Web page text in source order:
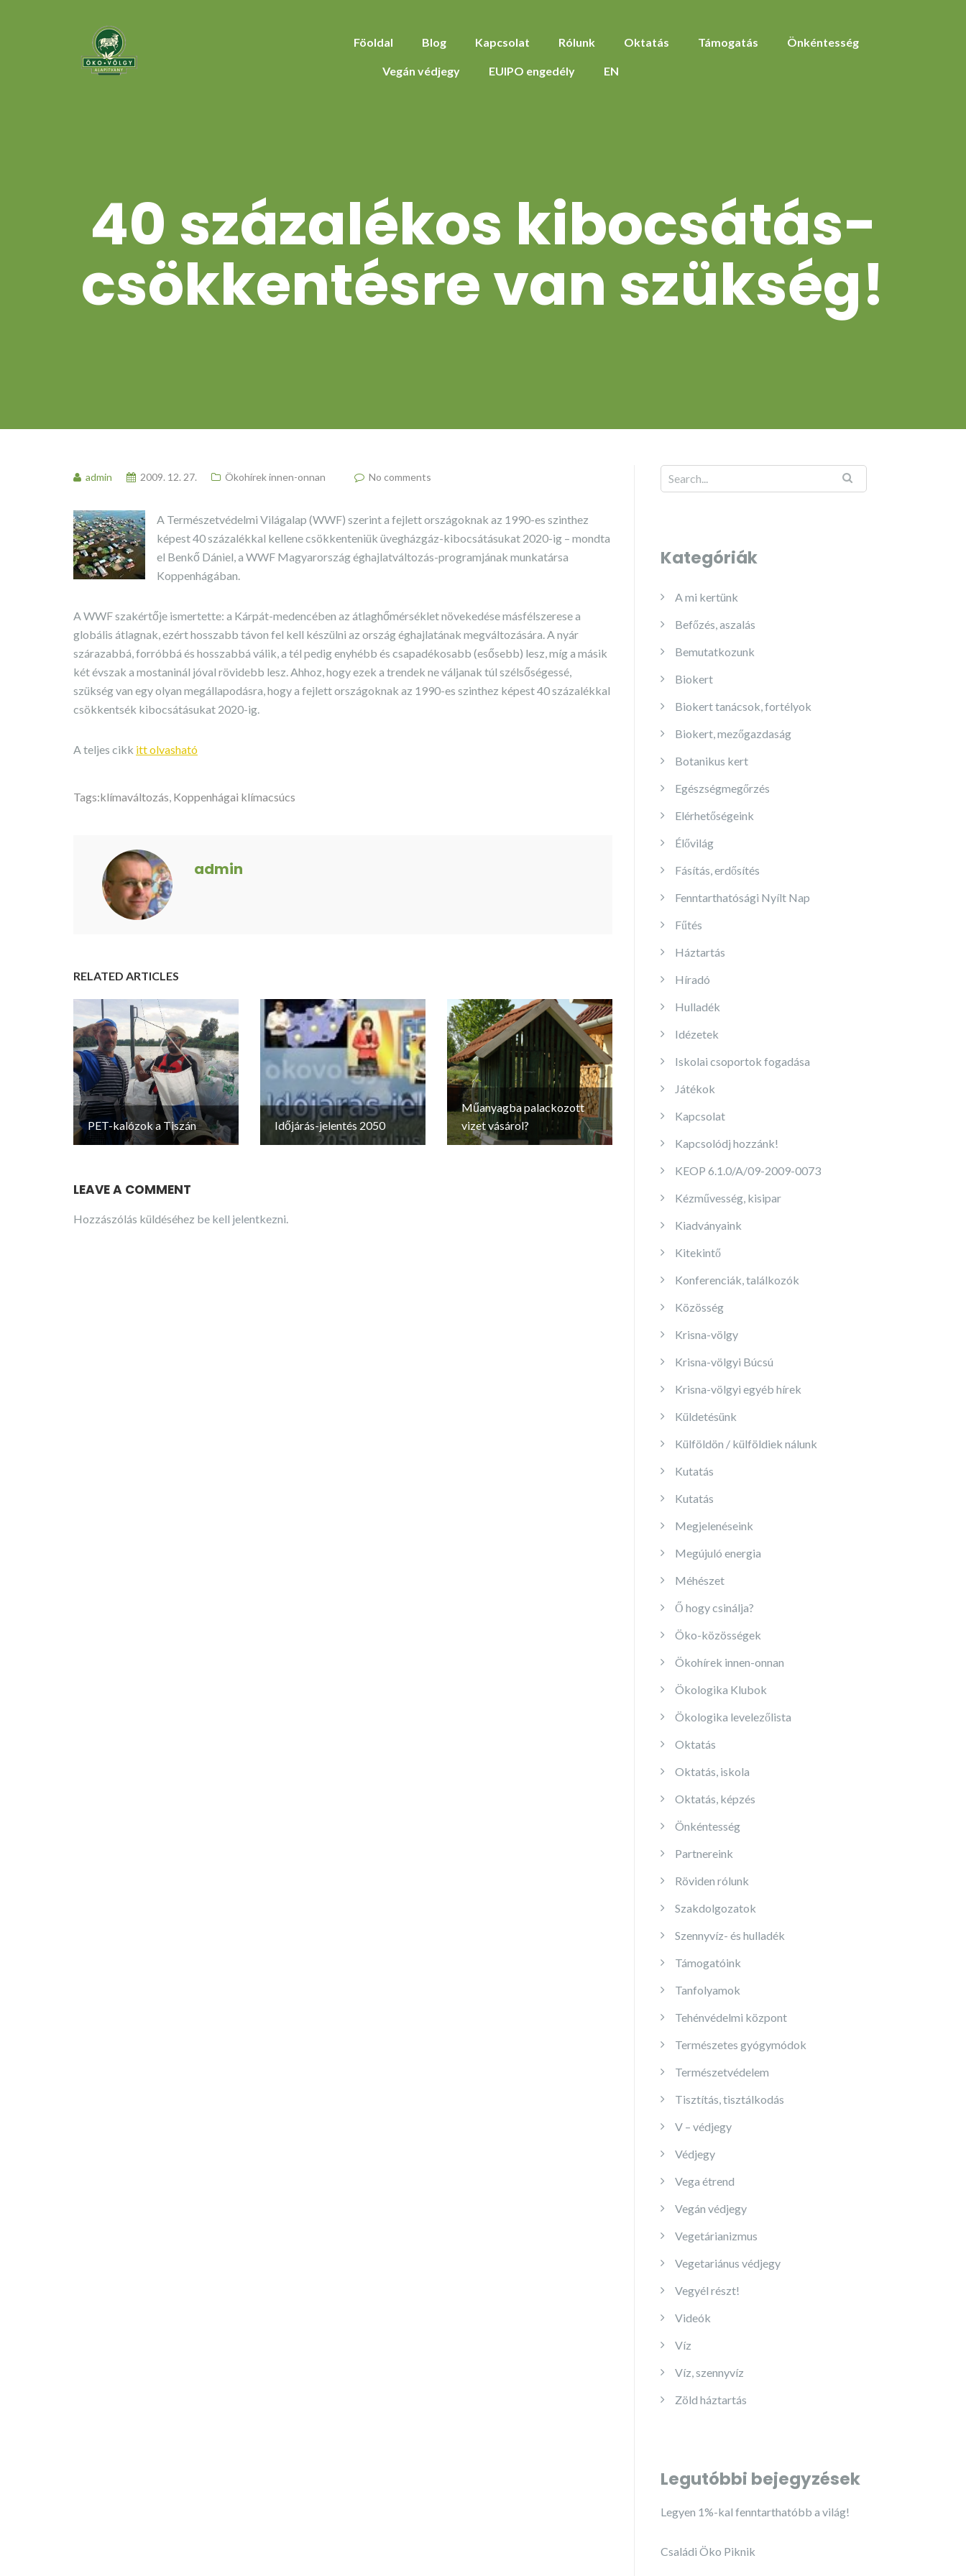
Föoldal Blog Kapcsolat Rólunk Oktatás Támogatás Önkéntesség
Vegán védjegy EUIPO engedély EN
40 százalékos kibocsátás-
csökkentésre van szükség!
admin 2009. 12. 27. Ökohírek innen-onnan No comments
A Természetvédelmi Világalap (WWF) szerint a fejlett országoknak az 1990-es szinthez
képest 40 százalékkal kellene csökkenteniük üvegházgáz-kibocsátásukat 2020-ig – mondta
el Benkő Dániel, a WWF Magyarország éghajlatváltozás-programjának munkatársa
Koppenhágában.
A WWF szakértője ismertette: a Kárpát-medencében az átlaghőmérséklet növekedése másfélszerese a
globális átlagnak, ezért hosszabb távon fel kell készülni az ország éghajlatának megváltozására. A nyár
szárazabbá, forróbbá és hosszabbá válik, a tél pedig enyhébb és csapadékosabb (esősebb) lesz, míg a másik
két évszak a mostaninál jóval rövidebb lesz. Ahhoz, hogy ezek a trendek ne váljanak túl szélsőségessé,
szükség van egy olyan megállapodásra, hogy a fejlett országoknak az 1990-es szinthez képest 40 százalékkal
csökkentsék kibocsátásukat 2020-ig.
A teljes cikk itt olvasható
Tags:klímaváltozás, Koppenhágai klímacsúcs
admin
RELATED ARTICLES
PET-kalózok a Tiszán Időjárás-jelentés 2050
Műanyagba palackozott
vizet vásárol?
LEAVE A COMMENT
Hozzászólás küldéséhez be kell jelentkezni.
Kategóriák
A mi kertünk
Befőzés, aszalás
Bemutatkozunk
Biokert
Biokert tanácsok, fortélyok
Biokert, mezőgazdaság
Botanikus kert
Egészségmegőrzés
Elérhetőségeink
Élővilág
Fásítás, erdősítés
Fenntarthatósági Nyílt Nap
Fűtés
Háztartás
Híradó
Hulladék
Idézetek
Iskolai csoportok fogadása
Játékok
Kapcsolat
Kapcsolódj hozzánk!
KEOP 6.1.0/A/09-2009-0073
Kézművesség, kisipar
Kiadványaink
Kitekintő
Konferenciák, találkozók
Közösség
Krisna-völgy
Krisna-völgyi Búcsú
Krisna-völgyi egyéb hírek
Küldetésünk
Külföldön / külföldiek nálunk
Kutatás
Kutatás
Megjelenéseink
Megújuló energia
Méhészet
Ő hogy csinálja?
Öko-közösségek
Ökohírek innen-onnan
Ökologika Klubok
Ökologika levelezőlista
Oktatás
Oktatás, iskola
Oktatás, képzés
Önkéntesség
Partnereink
Röviden rólunk
Szakdolgozatok
Szennyvíz- és hulladék
Támogatóink
Tanfolyamok
Tehénvédelmi központ
Természetes gyógymódok
Természetvédelem
Tisztítás, tisztálkodás
V – védjegy
Védjegy
Vega étrend
Vegán védjegy
Vegetárianizmus
Vegetariánus védjegy
Vegyél részt!
Videók
Víz
Víz, szennyvíz
Zöld háztartás
Legutóbbi bejegyzések
Legyen 1%-kal fenntarthatóbb a világ!
Családi Öko Piknik